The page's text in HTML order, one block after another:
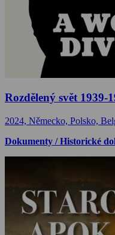
Rozdělený svět 1939-
2024, Německo, Polsko,
Dokumenty / Historické